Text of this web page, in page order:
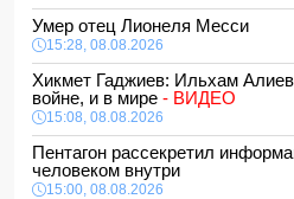
Умер отец Лионеля Месси
15:28, 08.08.2026
Хикмет Гаджиев: Ильхам
войне, и в мире - ВИДЕО
15:08, 08.08.2026
Пентагон рассекретил
человеком внутри
15:00, 08.08.2026